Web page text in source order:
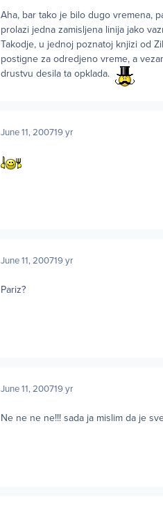
Aha, bar tako je bilo dugo vremena,
prolazi jedna zamisljena linija jako
Takodje, u jednoj poznatoj knjizi od
postigne za odredjeno vreme, a
drustvu desila ta opklada.
June 11, 200719 yr
June 11, 200719 yr
Pariz?
June 11, 200719 yr
Ne ne ne ne!!! sada ja mislim da je